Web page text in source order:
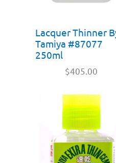
Lacquer Thinner
Tamiya #87077
250ml
$405.00